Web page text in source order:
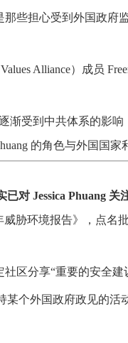
些担心受到外国政府
Values Alliance）成员
受到中共体系的影响
的角色与外国国​​家
对 Jessica Phuang 关
胁环境报告》，点名
区分享“重要的安全
某个外国政府政见的